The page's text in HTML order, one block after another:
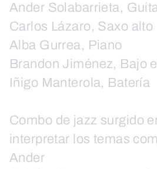
Ander Solabarrieta,
Carlos Lázaro, Saxo alto
Alba Gurrea, Piano
Brandon Jiménez, Bajo
Iñigo Manterola, Batería
Combo de jazz surgido
interpretar los temas
Ander